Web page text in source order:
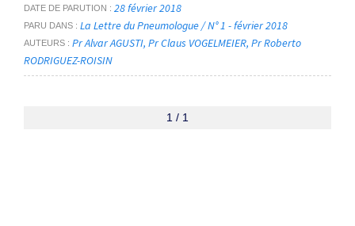
DATE DE PARUTION 28 février 2018
PARU DANS La Lettre du Pneumologue / N° 1 - février 2018
AUTEURS Pr Alvar AGUSTI Pr Claus VOGELMEIER Pr Roberto
RODRIGUEZ-ROISIN
1 / 1